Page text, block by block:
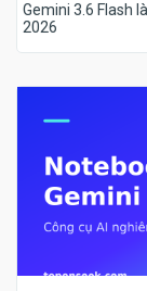
Gemini 3.6 Flash
2026